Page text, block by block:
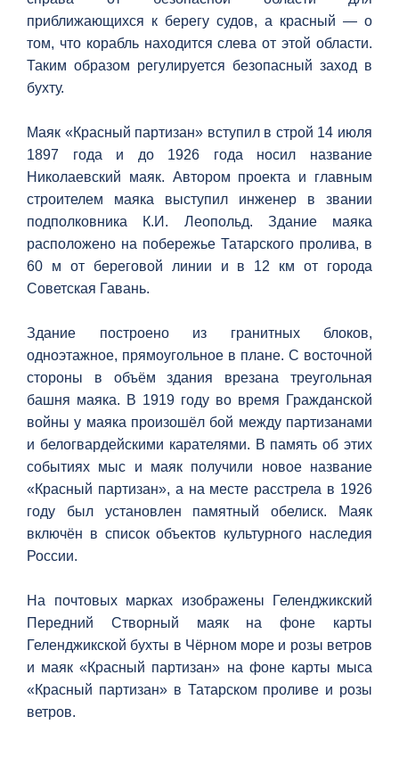
приближающихся к берегу судов, а красный — о
том, что корабль находится слева от этой области.
Таким образом регулируется безопасный заход в
бухту.
Маяк «Красный партизан» вступил в строй 14 июля
1897 года и до 1926 года носил название
Николаевский маяк. Автором проекта и главным
строителем маяка выступил инженер в звании
подполковника К.И. Леопольд. Здание маяка
расположено на побережье Татарского пролива, в
60 м от береговой линии и в 12 км от города
Советская Гавань.
Здание построено из гранитных блоков,
одноэтажное, прямоугольное в плане. С восточной
стороны в объём здания врезана треугольная
башня маяка. В 1919 году во время Гражданской
войны у маяка произошёл бой между партизанами
и белогвардейскими карателями. В память об этих
событиях мыс и маяк получили новое название
«Красный партизан», а на месте расстрела в 1926
году был установлен памятный обелиск. Маяк
включён в список объектов культурного наследия
России.
На почтовых марках изображены Геленджикский
Передний Створный маяк на фоне карты
Геленджикской бухты в Чёрном море и розы ветров
и маяк «Красный партизан» на фоне карты мыса
«Красный партизан» в Татарском проливе и розы
ветров.